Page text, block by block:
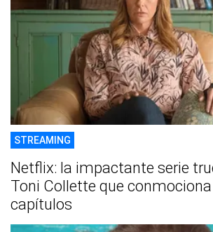
STREAMING
Netflix: la impactante serie
Toni Collette que
capítulos